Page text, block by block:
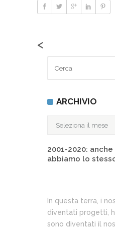
<
ARCHIVIO
2001-2020:
abbiamo lo
In questa terra, i
diventati progetti,
sono diventati il